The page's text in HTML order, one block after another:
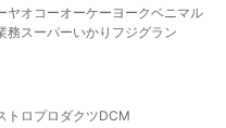
ヤオコーオーケー ヨークベニマル
務スーパーいかり フジグラン
トロプロダクツDCM